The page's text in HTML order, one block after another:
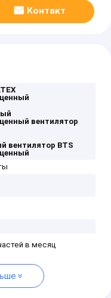
Контакт
вентилятор
вентилятор BTS
в месяц